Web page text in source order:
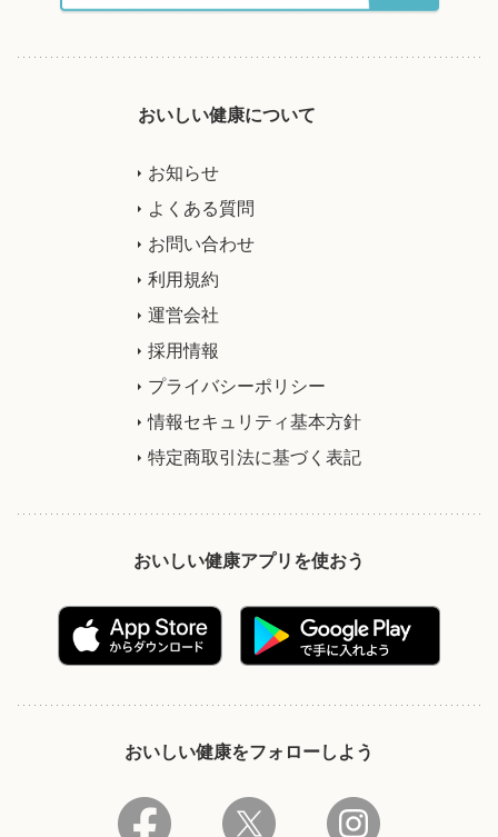
おいしい健康について
お知らせ
よくある質問
お問い合わせ
利用規約
運営会社
採用情報
プライバシーポリシー
情報セキュリティ基本方針
特定商取引法に基づく表記
おいしい健康アプリを使おう
おいしい健康をフォローしよう